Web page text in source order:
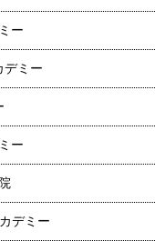
ー
デミー
ー
デミー